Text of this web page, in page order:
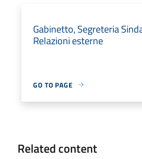
Gabinetto, Segreteria
Relazioni esterne
GO TO PAGE
Related content